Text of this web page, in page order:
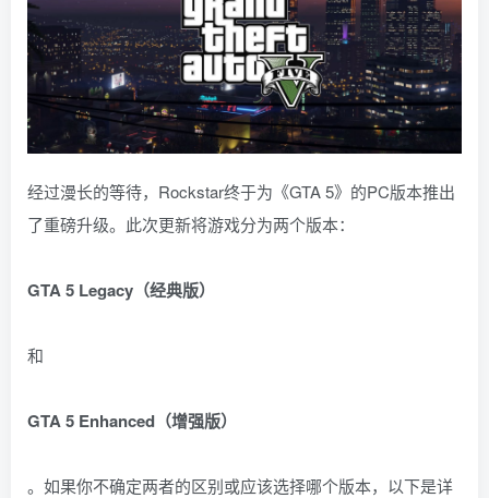
经过漫长的等待，Rockstar终于为《GTA 5》的PC版本推出
了重磅升级。此次更新将游戏分为两个版本：
GTA 5 Legacy（经典版）
和
GTA 5 Enhanced（增强版）
。如果你不确定两者的区别或应该选择哪个版本，以下是详